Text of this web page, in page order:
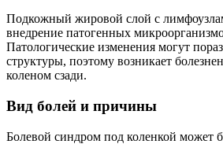
Подкожный жировой слой с
внедрение патогенных
Патологические изменения могут
структуры, поэтому возникает
коленом сзади.
Вид болей и причины
Болевой синдром под коленкой может